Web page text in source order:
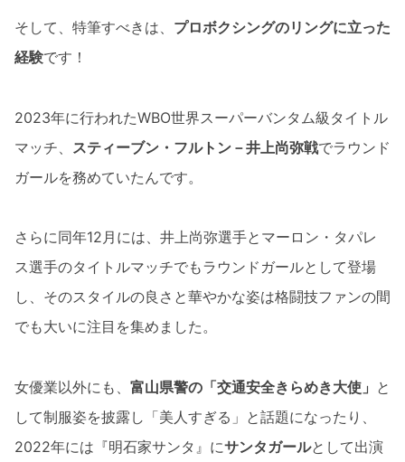
そして、特筆すべきは、 プロボクシングのリングに立った
経験です！
2023年に行われたWBO世界スーパーバンタム級タイトル
マッチ、 スティーブン・フルトン－井上尚弥戦でラウンド
ガールを務めていたんです。
さらに同年12月には、井上尚弥選手とマーロン・タパレ
ス選手のタイトルマッチでもラウンドガールとして登場
し、そのスタイルの良さと華やかな姿は格闘技ファンの間
でも大いに注目を集めました。
女優業以外にも、 富山県警の「交通安全きらめき大使」 と
して制服姿を披露し「美人すぎる」と話題になったり、
2022年には『明石家サンタ』にサンタガールとして出演